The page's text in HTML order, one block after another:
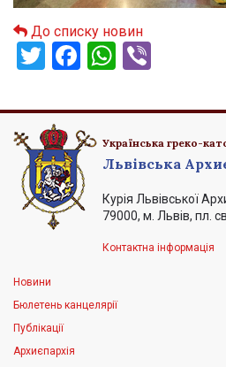
До списку новин
Twitter
Facebook
WhatsApp
Українська греко-
Львівська
Курія Львівської
79000, м. Львів, пл.
Контактна інформація
Новини
Бюлетень канцелярії
Публікації
Архиєпархія